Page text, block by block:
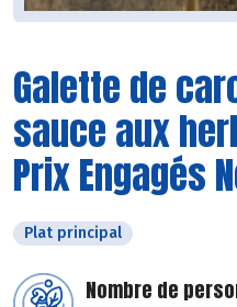
Galette de
sauce aux
Prix Engagés
Plat principal
Nombre de